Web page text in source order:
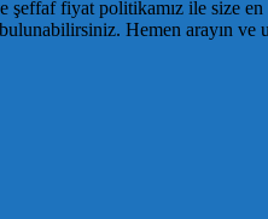
şeffaf fiyat politikamız ile
Hemen arayın